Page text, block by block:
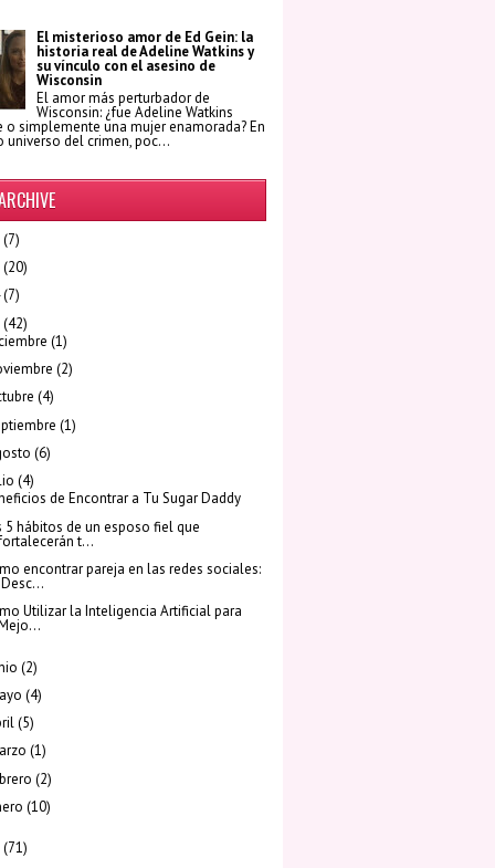
El misterioso amor de Ed Gein: la
historia real de Adeline Watkins y
su vínculo con el asesino de
Wisconsin
El amor más perturbador de
Wisconsin: ¿fue Adeline Watkins
o simplemente una mujer enamorada? En
universo del crimen, poc...
(7)
(20)
(7)
(42)
(1)
(2)
(4)
(1)
(6)
(4)
de Encontrar a Tu Sugar Daddy
5 hábitos de un esposo fiel que
t...
encontrar pareja en las redes sociales:
Utilizar la Inteligencia Artificial para
(2)
(4)
(5)
(1)
(2)
(10)
(71)